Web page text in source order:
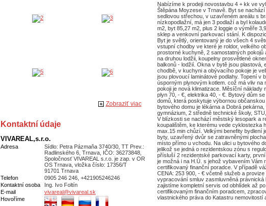
Zobraziť viac
Kontaktní údaje
VIVAREAL,s.r.o.
Adresa
Sídlo: Petra Pázmaňa 3740/30, TT Prev.:
Radlinského 6, Trnava, IČO: 36273848,
Spoločnosť VIVAREAL s.r.o. je zap. v OR
OS Trnava, vložka číslo: 17356/T
91701 Trnava
Telefon
0905 246 246, +421905246246
Kontaktní osoba
Ing. Ivo Foltín
E-mail
vivareal@vivareal.sk
Hovoříme
Nabízíme k prodeji novostavbu 4 + kk ve
Štěpána Moyzese v Trnavě. Byt se
sedlovou střechou, v uzavřeném areálu s
nízkopodlažní, má jen 3 podlaží a byl
m2, byt 85,27 m2, plus 2 loggie o výměře
sklep a venkovní parkovací stání. K
Byt je světlý, orientovaný je do všech 4
vstupní chodby ve které je roldor, velkého
prostorné kuchyně, 2 samostatných
na druhou lodžii, koupelny prosvětlené
balkonů - lodžií. Okna v bytě jsou plastová,
chodbě, v kuchyni a obývacího pokoje je
jsou plovoucí laminátové podlahy. Topení v
úsporným plynovým kotlem. což má vliv
pokoji je nová klimatizace. Měsíční náklady
plyn 70, - €, elektrika 40, - €. Bytový dům
domů, která poskytuje výbornou
bytového domu je lékárna a Dobrá
gymnázium, 2 středně technické školy,
V blízkosti se nachází městský lesopark a
koupalištěm, ke kterému vede cyklostezka
max.15 min chůzí. Velkými benefity bydlení
byty, uzavřený dvůr se zatravněnými
místo přímo u vchodu. Na ulici u bytového
jelikož se jedná o rezidentskou zónu s
přísluší 2 rezidentské parkovací karty,
je možná i na H.Ú. s jehož vybavením Vám
certifikovaný finanční poradce. V případě
CENA: 253 900, - € včetně služeb a
vypracování smluv zasmluvněná právnická
zajistíme kompletní servis od obhlídek až
certifikovaným finančním poradcem,
vlastnického práva do Katastru nemovitostí